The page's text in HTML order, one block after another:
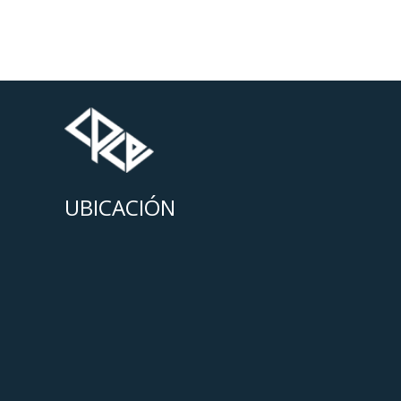
UBICACIÓN